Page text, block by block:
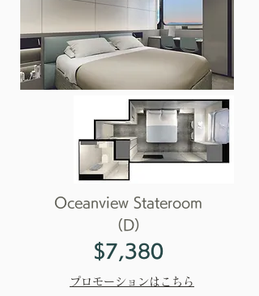
Oceanview Stateroom
（D）
$7,380
プロモーションはこちら